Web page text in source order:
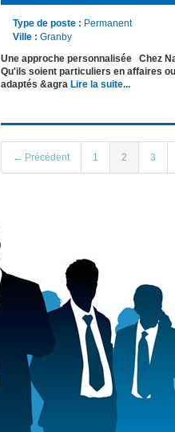
Type de poste : Permanent
Ville : Granby
Une approche personnalisée Chez
Qu'ils soient particuliers en affaires
adaptés &agra Lire la suite...
← Précédent 1 2 3